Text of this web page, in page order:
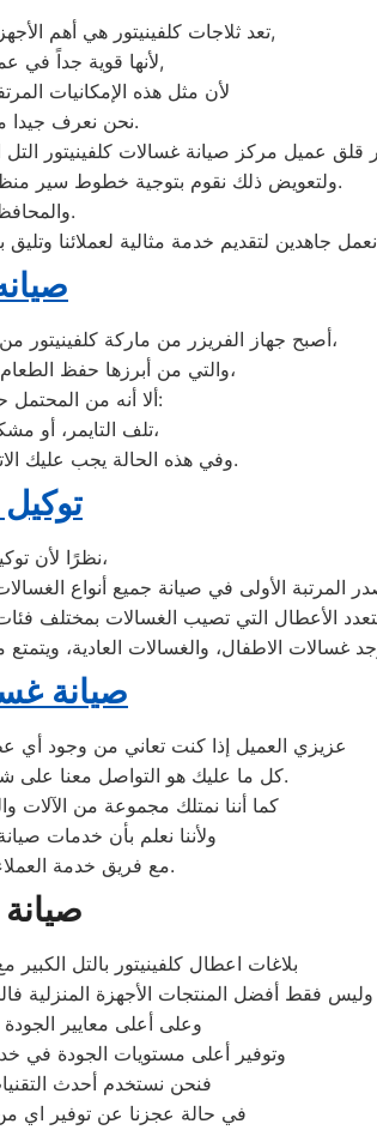
تعد ثلاجات كلفينيتور هي أهم الأجهزة الكهربائية التي توفرها الشركة و أكثرها مبيعاً بين بقية المنتجات الأخرى,
لأنها قوية جداً في عمليات التبريد و تتضمن بعض التقنيات المتميزة كتقنية الانفلتر,
لأن مثل هذه الإمكانيات
نحن نعرف جيدا مدي التوتر والارتباك عند حدوث عطل في ثلاجة كلفينيتور.
ولتعويض ذلك نقوم بتوجية خطوط سير منظمة من المقر الرئيسي لمركز صيانة غسالات كلفينيتور التل الكبير لتلك المحافظات.
والمحافظات التي بها فروع لكنها ذات كثافة سكانية عالية.
نعمل جاهدين لتقديم خدمة مثالية لعملائنا
أصبح جهاز الفريزر من ماركة كلفينيتور من الأجهزة الضرورية داخل كافة البيوت، وفقًا لمميزات ديب فريزر كلفينيتور العديدة،
والتي من أبرزها حفظ الطعام لفترات طويلة، وتعدد موديلاته المختلفة، وبالرغم من مميزاته العديدة،
ألا أنه من المحتمل حدوث بعض الأعطال التي تتطلب الصيانة، ومن هذه الأعطال:
تلف التايمر، أو مشكلة في الترموستات، أو السخان، أو عطل بالدائرة الكهربائية،
وفي هذه الحالة يجب عليك الاتصال بخدمة ديب فريزر كلفينيتور التل الكبير لعمل الإصلاحات اللازمة.
توكيل
نظرًا لأن توكيل كلفينيتور يدرك جيدًا ما يحتاجه العملاء التل الكبير،
صيانة
عزيزي العميل إذا كنت تعاني من وجود أي
كل ما عليك هو التواصل معنا على شركة صيانة غسالات اطباق كلفينيتور وكيل معتمد لأجهزة كلفينيتور في مصر.
كما أننا نمتلك مجموعة من
ولأننا نعلم بأن خدمات
مع فريق خدمة العملاء لدينا على فروعنا كلفينيتور المتوافر على موقعنا الالكتروني.
صيانة
بلاغات اعطال كلفينيتور بالتل
وليس فقط أفضل المنتجات الأجهزة المنزلية
وعلى أعلى معايير
وتوفير أعلى مستويات الجودة في
فنحن نستخدم أحدث
في حالة عجزنا عن توفير اي